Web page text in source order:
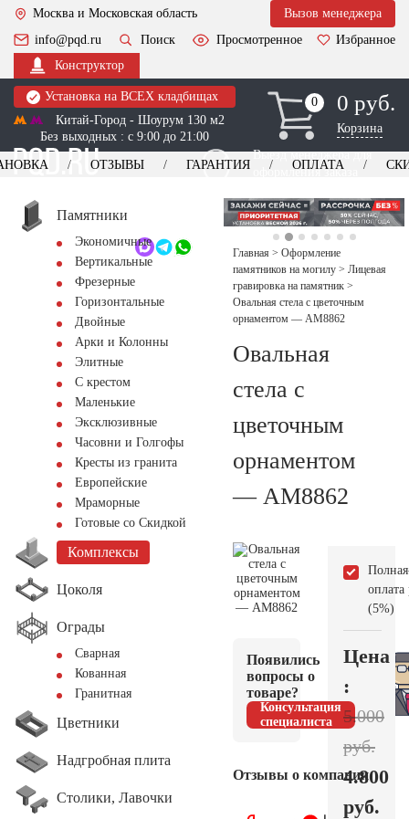
Москва и Московская область
Вызов менеджера
info@pqd.ru
Поиск Просмотренное
Избранное
Конструктор
Установка на ВСЕХ кладбищах
Китай-Город - Шоурум 130 м2
Без выходных : с 9:00 до 21:00
0
0 0 руб.
Корзина
Выезд менеджера для
оформления заказа
+7 (495) 518-44-23
Обратный звонок
ОТЗЫВЫ ГАРАНТИЯ ОПЛАТА
Памятники
Экономичные
Вертикальные
Фрезерные
Горизонтальные
Двойные
Арки и Колонны
Элитные
С крестом
Маленькие
Эксклюзивные
Часовни и Голгофы
Кресты из гранита
Европейские
Мраморные
Готовые со Скидкой
Комплексы
Цоколя
Ограды
Сварная
Кованная
Гранитная
Цветники
Надгробная плита
Столики, Лавочки
Главная > Оформление
памятников на могилу > Лицевая
гравировка на памятник >
Овальная стела с цветочным
орнаментом — AM8862
Овальная
стела с
цветочным
орнаментом
— AM8862
Появились
вопросы о
товаре?
Консультация
специалиста
Отзывы о компании
Полная
оплата
(5%)
Цена
:
5.000
руб.
4.800
руб.